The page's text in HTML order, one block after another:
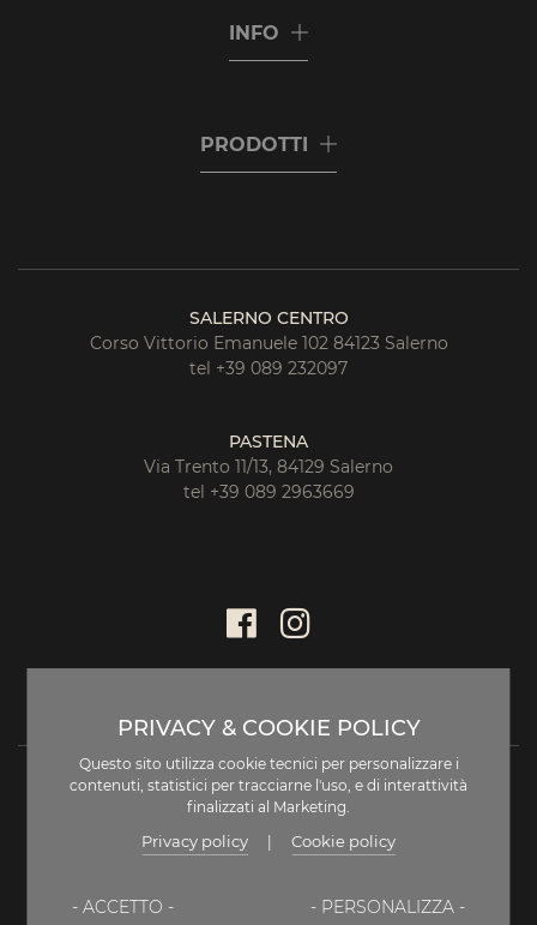
INFO
PRODOTTI
SALERNO CENTRO
Corso Vittorio Emanuele 102 84123 Salerno
tel +39 089 232097
PASTENA
Via Trento 11/13, 84129 Salerno
tel +39 089 2963669
PRIVACY & COOKIE POLICY
Questo sito utilizza cookie tecnici per personalizzare i
contenuti, statistici per tracciarne l'uso, e di interattività
finalizzati al Marketing.
Privacy policy Cookie policy
- ACCETTO - - PERSONALIZZA -